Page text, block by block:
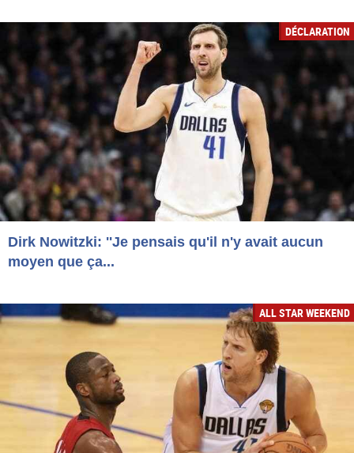
DÉCLARATION
Dirk Nowitzki: ''Je pensais qu'il n'y avait aucun
moyen que ça...
ALL STAR WEEKEND